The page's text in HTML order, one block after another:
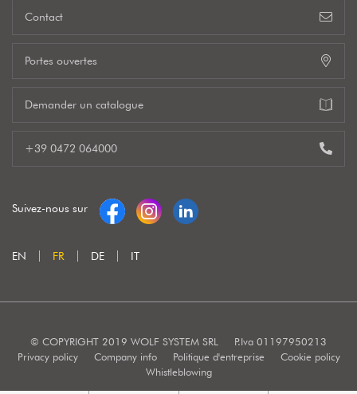
Contact
Portes ouvertes
Demander un catalogue
+39 0472 064000
Suivez-nous sur
EN FR DE IT
© COPYRIGHT 2019 WOLF SYSTEM SRL
P.Iva 01197950213
Privacy policy
Company info Politique d'entreprise
Cookie policy
Whistleblowing